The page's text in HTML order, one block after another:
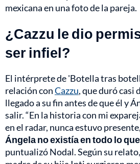
mexicana en una foto de la pareja.
¿Cazzu le dio
ser infiel?
El intérprete de 'Botella tras
relación conCazzu, que duró casi
llegado a su fin antes de que él y
salir. “En la historia con mi
en el radar, nunca estuvo
Ángela no existía en todo lo
puntualizó Nodal. Según su